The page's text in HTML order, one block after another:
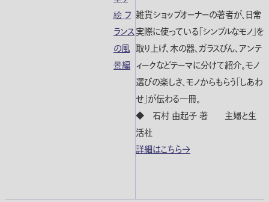
雑貨ショップオーナーの著者が、日常
実際に使っている「シンプルなモノ」を
取り上げ、木の器、ガラスびん、アンテ
ィークなどテーマに分けて紹介。モノ
選びの楽しさ、モノからもらう「しあわ
せ」が伝わる一冊。
◆ 石村 由起子 著 主婦と生
活社
詳細はこちら→